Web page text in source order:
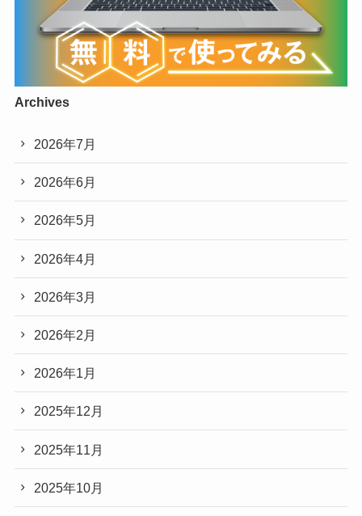
Archives
2026年7月
2026年6月
2026年5月
2026年4月
2026年3月
2026年2月
2026年1月
2025年12月
2025年11月
2025年10月